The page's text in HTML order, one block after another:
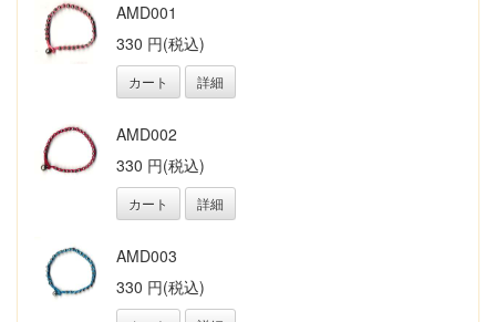
AMD001
330 円(税込)
カート 詳細
AMD002
330 円(税込)
カート 詳細
AMD003
330 円(税込)